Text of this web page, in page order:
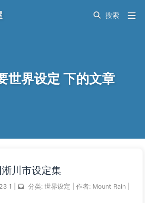
世界设定 下的文章
川市设定集
1 分类: 世界设定 作者: Mount Rain